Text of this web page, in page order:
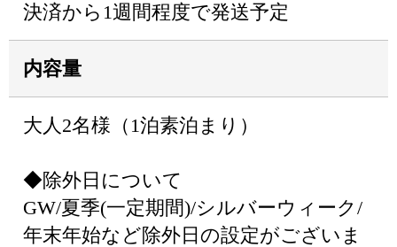
決済から1週間程度で発送予定
内容量
大人2名様（1泊素泊まり）
◆除外日について
GW/夏季(一定期間)/シルバーウィーク/
年末年始など除外日の設定がございま